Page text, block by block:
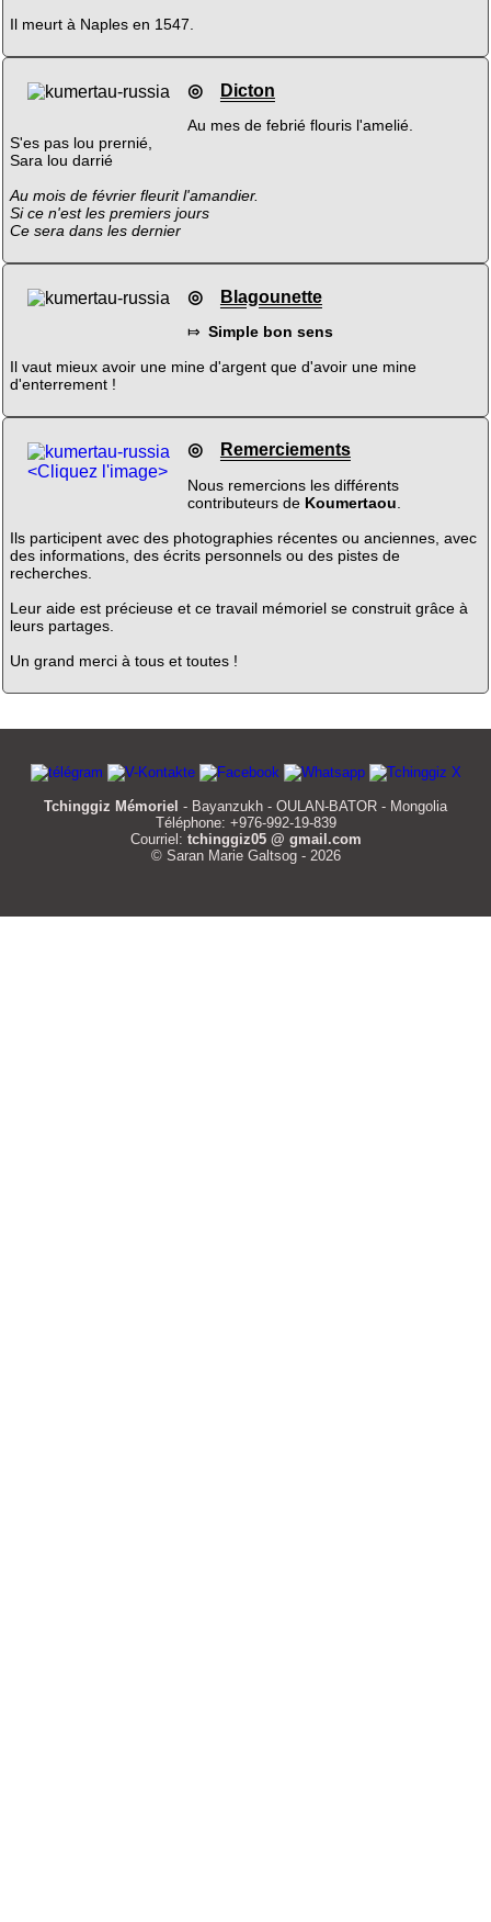
Il meurt à Naples en 1547.
◎ Dicton
Au mes de febrié flouris l'amelié.
S'es pas lou prernié,
Sara lou darrié
Au mois de février fleurit l'amandier.
Si ce n'est les premiers jours
Ce sera dans les dernier
◎ Blagounette
⤇ Simple bon sens
Il vaut mieux avoir une mine d'argent que d'avoir une mine
d'enterrement !
<Cliquez l'image>
◎ Remerciements
Nous remercions les différents
contributeurs de Koumertaou
Ils participent avec des photographies récentes ou anciennes, avec
des informations, des écrits personnels ou des pistes de
recherches.
Leur aide est précieuse et ce travail mémoriel se construit grâce à
leurs partages.
Un grand merci à tous et toutes !
Tchinggiz Mémoriel - Bayanzukh - OULAN-BATOR - Mongolia
Téléphone: +976-992-19-839
Courriel: tchinggiz05 @ gmail.com
© Saran Marie Galtsog - 2026